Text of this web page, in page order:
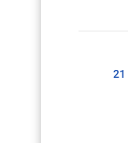
21